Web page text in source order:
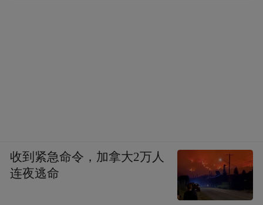
收到紧急命令，加拿大2万人
连夜逃命